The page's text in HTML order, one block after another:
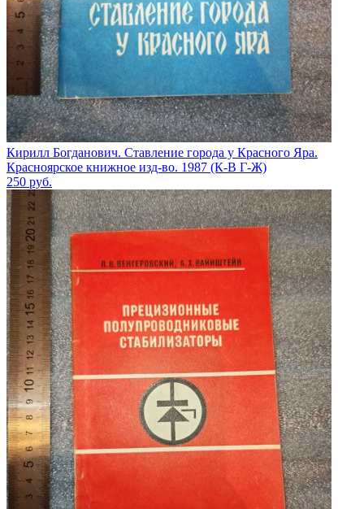
Кирилл Богданович. Ставление города у Красного Яра.
Красноярское книжное изд-во. 1987 (К-В Г-Ж)
250 руб.